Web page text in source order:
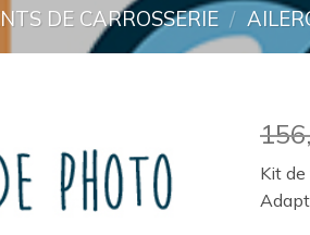
DE CARROSSERIE /
Ajouter
à la
wishlist
Kit